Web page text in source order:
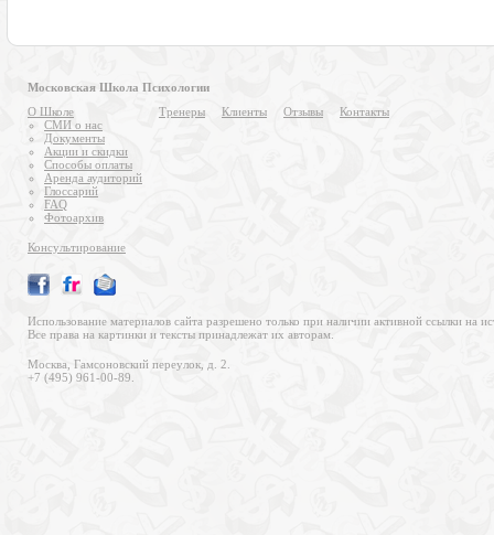
Московская Школа Психологии
О Школе
СМИ о нас
Документы
Акции и скидки
Способы оплаты
Аренда аудиторий
Глоссарий
FAQ
Фотоархив
Тренеры Клиенты Отзывы Контакты
Консультирование
Использование материалов сайта разрешено только при наличии активной ссылки на
Все права на картинки и тексты принадлежат их авторам.
Москва, Гамсоновский переулок, д. 2.
+7 (495) 961-00-89.